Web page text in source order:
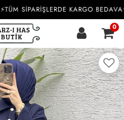
⚡TÜM SİPARİŞLERDE KARGO
0